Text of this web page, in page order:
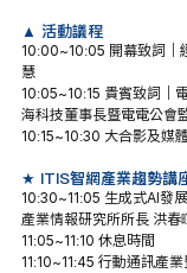
▲ 活動議程
10:00~10:05 開幕致詞｜
慧
10:05~10:15 貴賓致詞｜
海科技董事長暨電電公會
10:15~10:30 大合影及媒
★ ITIS智網產業趨勢講
10:30~11:05 生成式AI發
產業情報研究所所長 洪春
11:05~11:10 休息時間
11:10~11:45 行動通訊產